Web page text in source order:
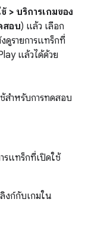
> บริการเกมของ
สอบ) แล้ว เลือก
รายการแทร็กที่
แล้วได้ด้วย
สำหรับการทดสอบ
รแทร็กที่เปิดใช้
งก์กับเกมใน